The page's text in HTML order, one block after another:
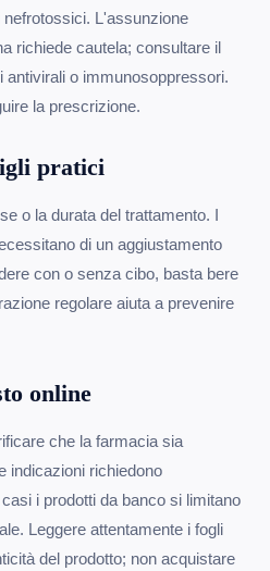
L'assunzione
richiede cautela; consultare il
o immunosoppressori.
la prescrizione.
pratici
o la durata del trattamento. I
di un aggiustamento
con o senza cibo, basta bere
regolare aiuta a prevenire
online
che la farmacia sia
indicazioni richiedono
i prodotti da banco si limitano
Leggere attentamente i fogli
del prodotto; non acquistare